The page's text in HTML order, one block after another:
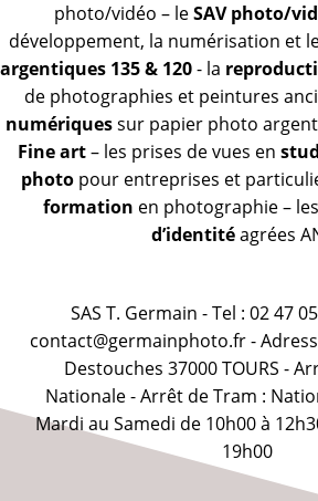
photo/vidéo – leSAV photo/
développement, la numérisation et
argentiques 135 & 120- la
de photographies et peintures
numériquessur papier photo
Fine art– les prises de vues en
photo pour entreprises et
formation en photographie – les
d’identitéagrées
SAS T. Germain - Tel : 02 47
contact@germainphoto.fr -
Destouches 37000 TOURS -
Nationale - Arrêt de Tram :
Mardi au Samedi de 10h00 à
19h00